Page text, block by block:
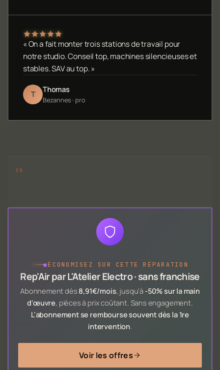
« On a fait monter trois stations de travail pour
notre studio. Conseil top, machines silencieuses et
stables. SAV au top. »
T Thomas
Bezannes · pro
●ÉCONOMISEZ SUR CETTE RÉPARATION
Rep'Air par L'Atelier Electro · sans franchise
Abonnement dès 8,91€/mois, jusqu'à -50% sur la main
d'œuvre, pièces à prix coûtant. Sans engagement.
L'abonnement se rembourse souvent dès la 1re
intervention
Voir les offres